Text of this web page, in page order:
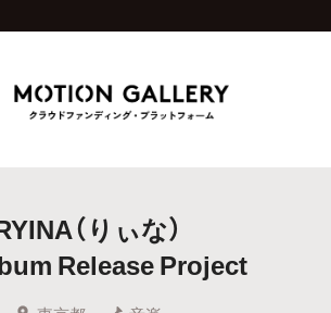
新着プロジェクト
（りぃな）
Release Project